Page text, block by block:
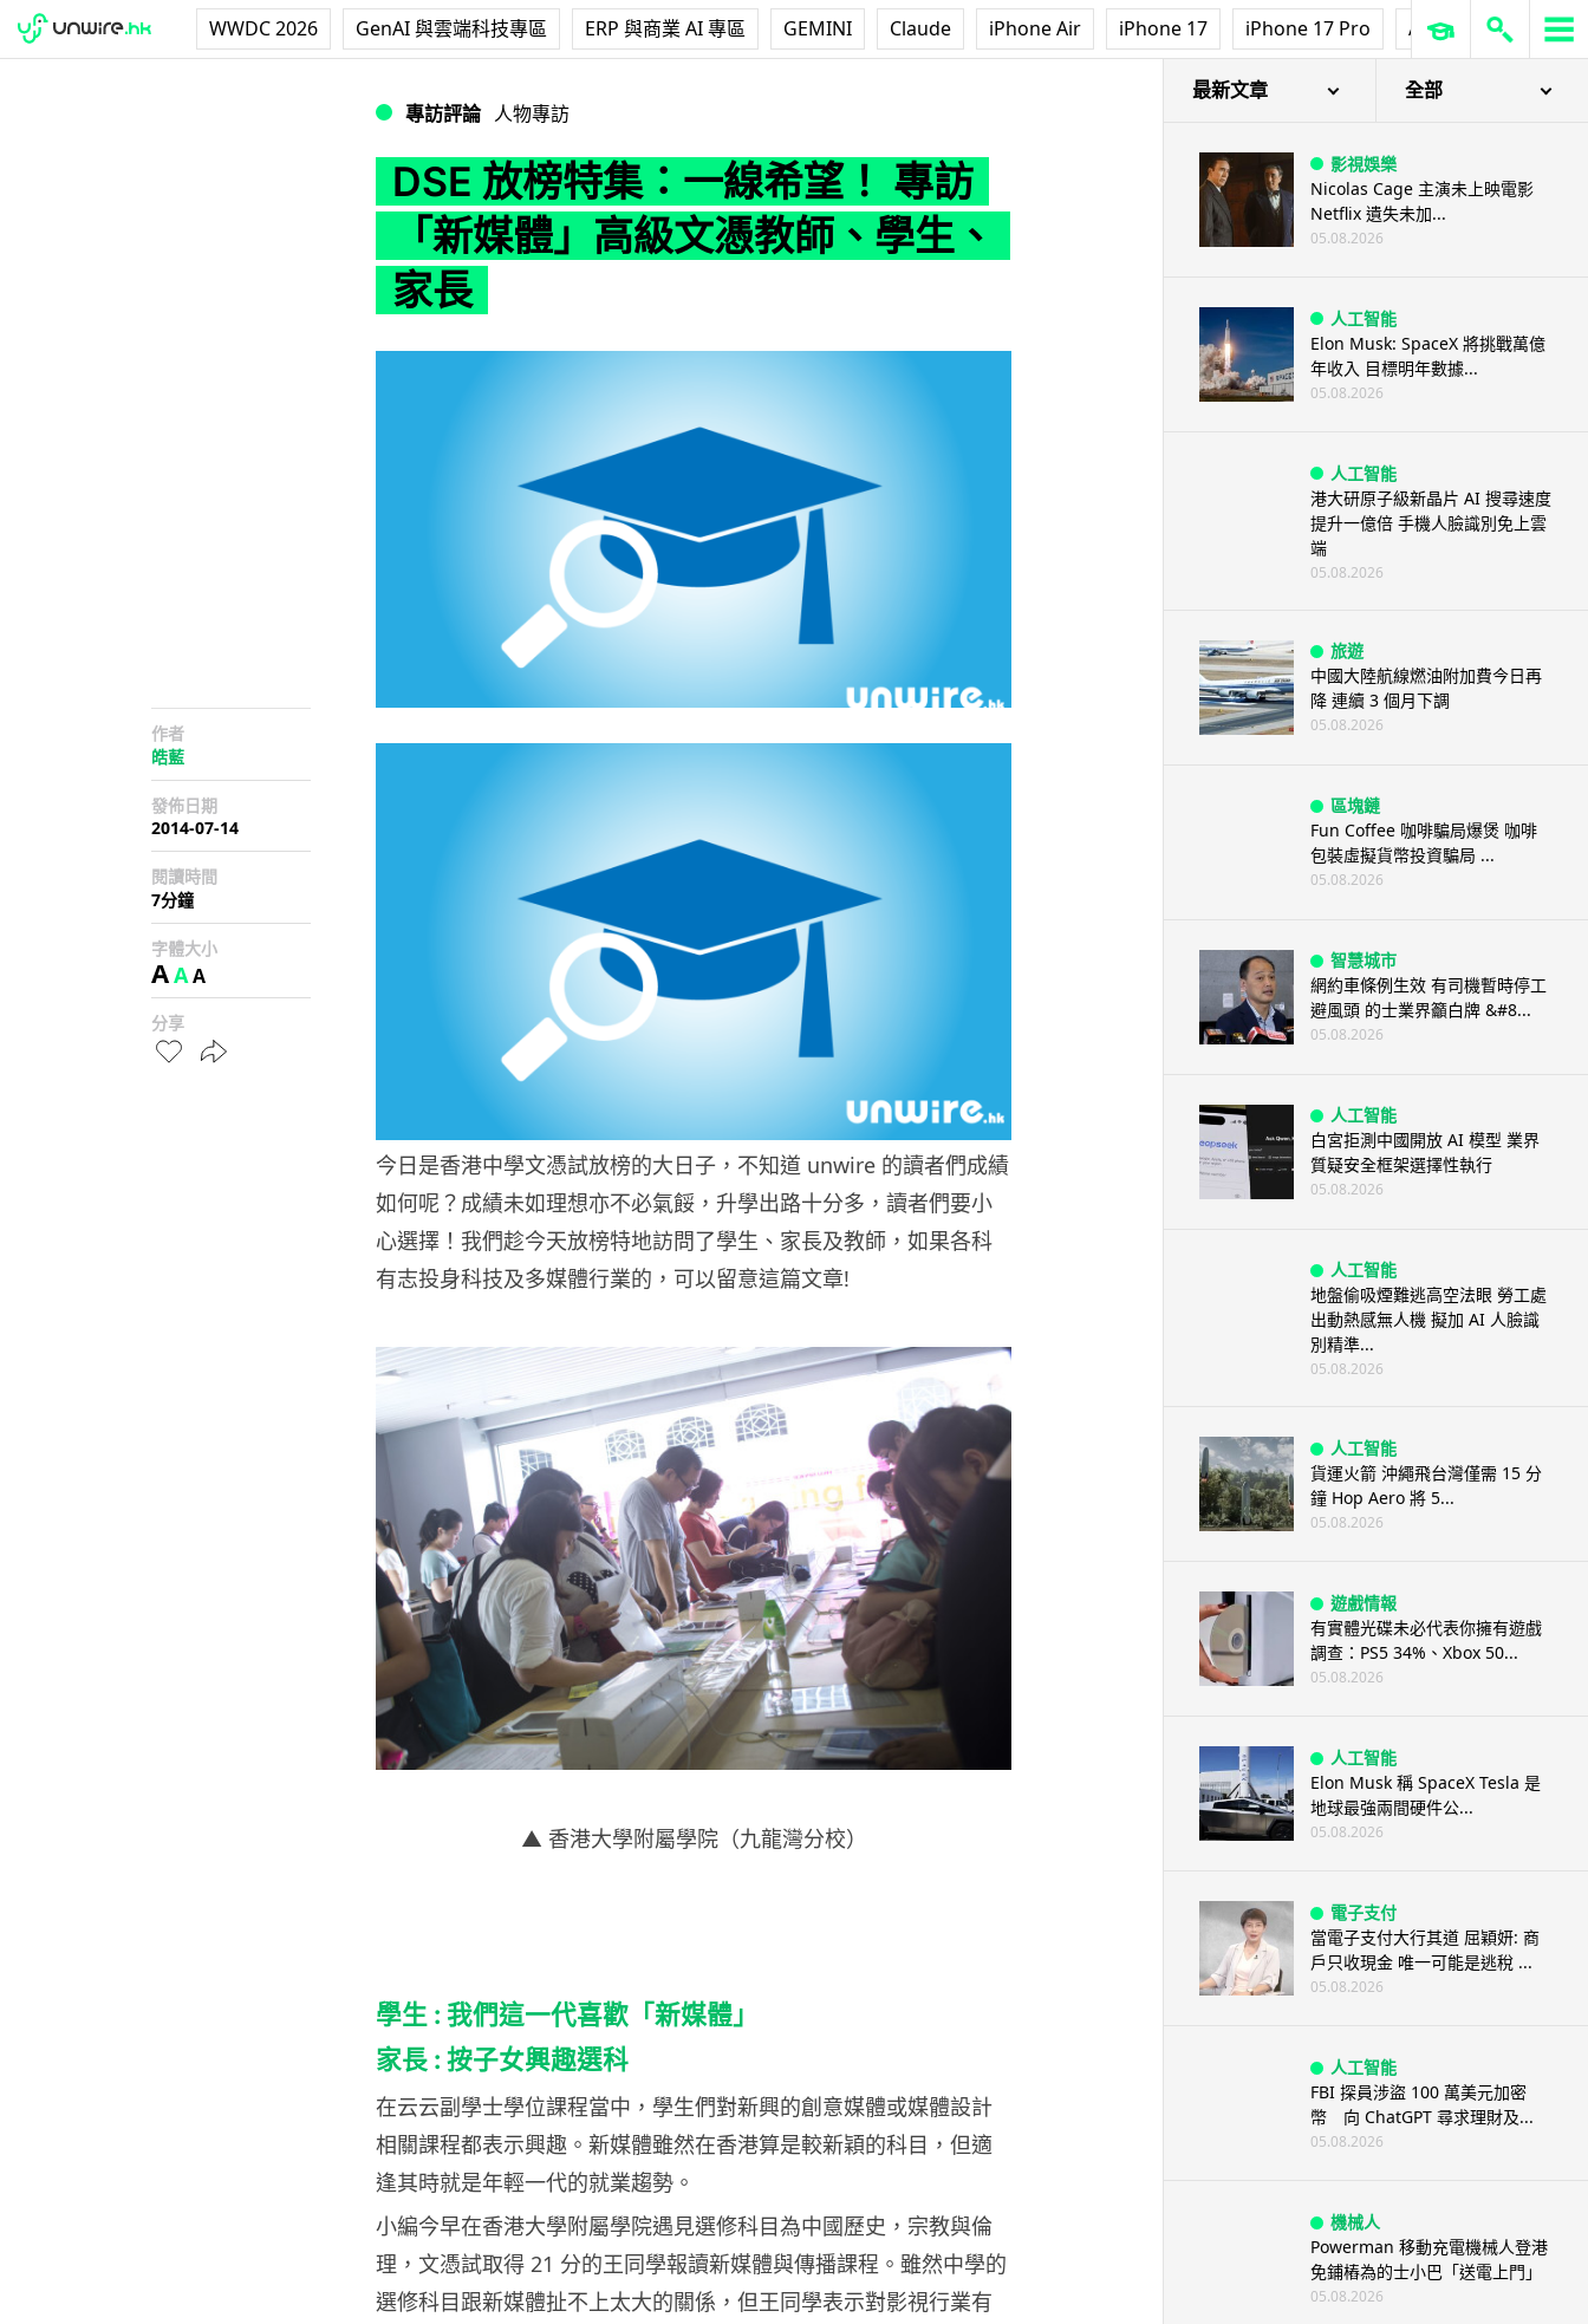
WWDC 2026 GenAI 與雲端科技專區 ERP 與商業 AI 專區 GEMINI Claude iPhone Air iPhone 17 iPhone 17 Pro AirPods Pro 3
專訪評論 人物專訪
DSE 放榜特集：一線希望！ 專訪
「新媒體」高級文憑教師、學生、
家長
作者
皓藍
發佈日期
2014-07-14
閱讀時間
7分鐘
字體大小
AAA
分享
今日是香港中學文憑試放榜的大日子，不知道 unwire 的讀者們成績
如何呢？成績未如理想亦不必氣餒，升學出路十分多，讀者們要小
心選擇！我們趁今天放榜特地訪問了學生、家長及教師，如果各科
有志投身科技及多媒體行業的，可以留意這篇文章!
▲ 香港大學附屬學院（九龍灣分校）
學生 : 我們這一代喜歡「新媒體」
家長 : 按子女興趣選科
在云云副學士學位課程當中，學生們對新興的創意媒體或媒體設計
相關課程都表示興趣。新媒體雖然在香港算是較新穎的科目，但適
逢其時就是年輕一代的就業趨勢。
小編今早在香港大學附屬學院遇見選修科目為中國歷史，宗教與倫
理，文憑試取得 21 分的王同學報讀新媒體與傳播課程。雖然中學的
選修科目跟新媒體扯不上太大的關係，但王同學表示對影視行業有
最新文章 全部
影視娛樂
Nicolas Cage 主演未上映電影
Netflix 遺失未加...
05.08.2026
人工智能
Elon Musk: SpaceX 將挑戰萬億
年收入 目標明年數據...
05.08.2026
人工智能
港大研原子級新晶片 AI 搜尋速度
提升一億倍 手機人臉識別免上雲
端
05.08.2026
旅遊
中國大陸航線燃油附加費今日再
降 連續 3 個月下調
05.08.2026
區塊鏈
Fun Coffee 咖啡騙局爆煲 咖啡
包裝虛擬貨幣投資騙局 ...
05.08.2026
智慧城市
網約車條例生效 有司機暫時停工
避風頭 的士業界籲白牌 &#8...
05.08.2026
人工智能
白宮拒測中國開放 AI 模型 業界
質疑安全框架選擇性執行
05.08.2026
人工智能
地盤偷吸煙難逃高空法眼 勞工處
出動熱感無人機 擬加 AI 人臉識
別精準...
05.08.2026
人工智能
貨運火箭 沖繩飛台灣僅需 15 分
鐘 Hop Aero 將 5...
05.08.2026
遊戲情報
有實體光碟未必代表你擁有遊戲
調查：PS5 34%、Xbox 50...
05.08.2026
人工智能
Elon Musk 稱 SpaceX Tesla 是
地球最強兩間硬件公...
05.08.2026
電子支付
當電子支付大行其道 屈穎妍: 商
戶只收現金 唯一可能是逃稅 ...
05.08.2026
人工智能
FBI 探員涉盜 100 萬美元加密
幣 向 ChatGPT 尋求理財及...
05.08.2026
機械人
Powerman 移動充電機械人登港
免鋪樁為的士小巴「送電上門」
05.08.2026